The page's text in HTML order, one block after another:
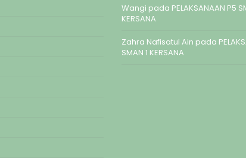
Wangi pada PELAKSANAAN P5
KERSANA
Zahra Nafisatul Ain pada
SMAN 1 KERSANA